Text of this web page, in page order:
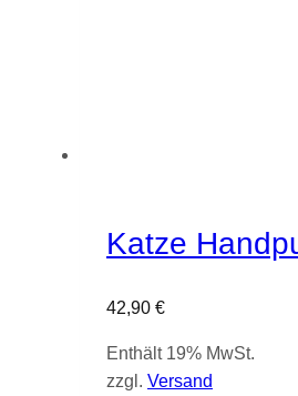
Katze
42,90 €
Enthält 19% MwSt.
zzgl. Versand